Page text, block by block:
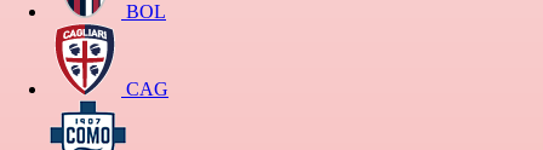
BOL
CAG